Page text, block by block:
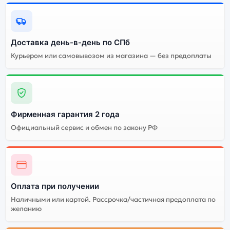
цветов и моделей
Стоимость смартфона
Существует китайская и глобальная версия
смартфона Xiaomi Mi 8 (Восст.) 6Gb/128Gb White
версию — она полностью адаптирована и
поддерживает все сервисы. Китайская версия может
стоить дешевле, но корректная работа сервисов не
гарантируется.
Доставка день-в-день по СПб
Курьером или самовывозом из магазина — без предоплаты
Фирменная гарантия 2 года
Официальный сервис и обмен по закону РФ
Оплата при получении
Наличными или картой. Рассрочка/частичная предоплата по
желанию